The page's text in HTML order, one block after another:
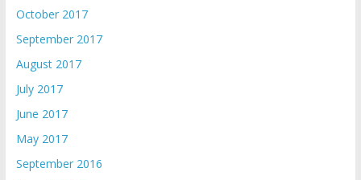
October 2017
September 2017
August 2017
July 2017
June 2017
May 2017
September 2016